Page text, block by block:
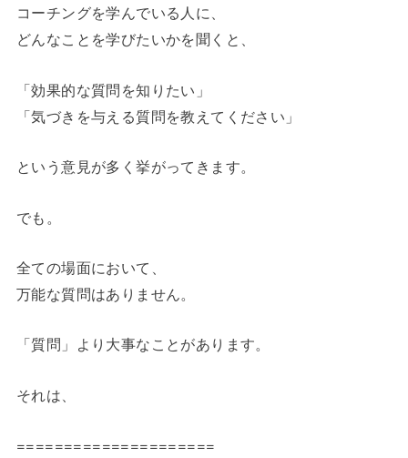
コーチングを学んでいる人に、
どんなことを学びたいかを聞くと、
「効果的な質問を知りたい」
「気づきを与える質問を教えてください」
という意見が多く挙がってきます。
でも。
全ての場面において、
万能な質問はありません。
「質問」より大事なことがあります。
それは、
=====================